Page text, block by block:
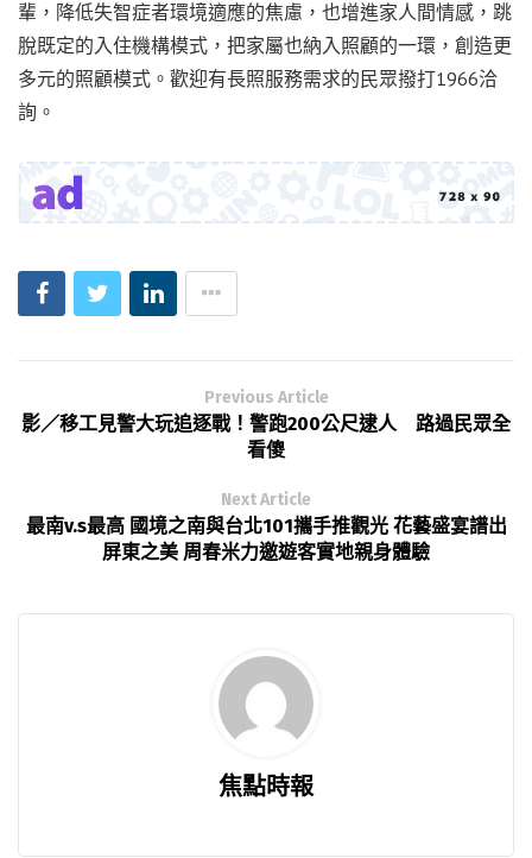
輩，降低失智症者環境適應的焦慮，也增進家人間情感，跳
脫既定的入住機構模式，把家屬也納入照顧的一環，創造更
多元的照顧模式。歡迎有長照服務需求的民眾撥打1966洽
詢。
Previous Article
影／移工見警大玩追逐戰！警跑200公尺逮人 路過民眾全
看傻
Next Article
最南v.s最高 國境之南與台北101攜手推觀光 花藝盛宴譜出
屏東之美 周春米力邀遊客實地親身體驗
焦點時報